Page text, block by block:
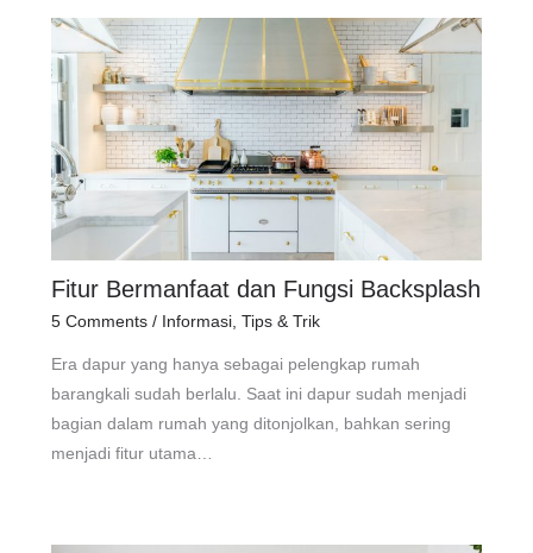
Fitur Bermanfaat dan Fungsi Backsplash
5 Comments / Informasi, Tips & Trik
Era dapur yang hanya sebagai pelengkap rumah
barangkali sudah berlalu. Saat ini dapur sudah menjadi
bagian dalam rumah yang ditonjolkan, bahkan sering
menjadi fitur utama…